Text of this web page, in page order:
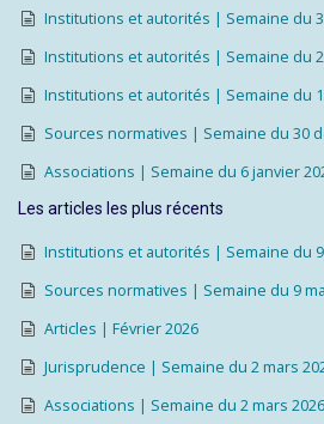
Institutions et autorités | Semaine du
Institutions et autorités | Semaine du
Institutions et autorités | Semaine du
Sources normatives | Semaine du 30
Associations | Semaine du 6 janvier
Les articles les plus récents
Institutions et autorités | Semaine du
Sources normatives | Semaine du 9
Articles | Février 2026
Jurisprudence | Semaine du 2 mars
Associations | Semaine du 2 mars 2026